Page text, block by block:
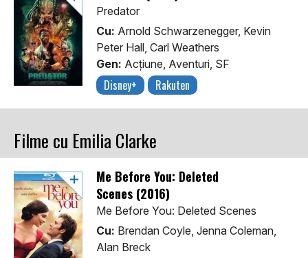
Predator
Cu: Arnold Schwarzenegger, Kevin
Peter Hall, Carl Weathers
Gen: Acţiune, Aventuri, SF
Disney+ Rakuten
Filme cu Emilia Clarke
Me Before You: Deleted
Scenes (2016)
Me Before You: Deleted Scenes
Cu: Brendan Coyle, Jenna Coleman,
Alan Breck